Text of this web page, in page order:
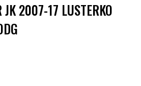
JK 2007-17 LUSTERKO